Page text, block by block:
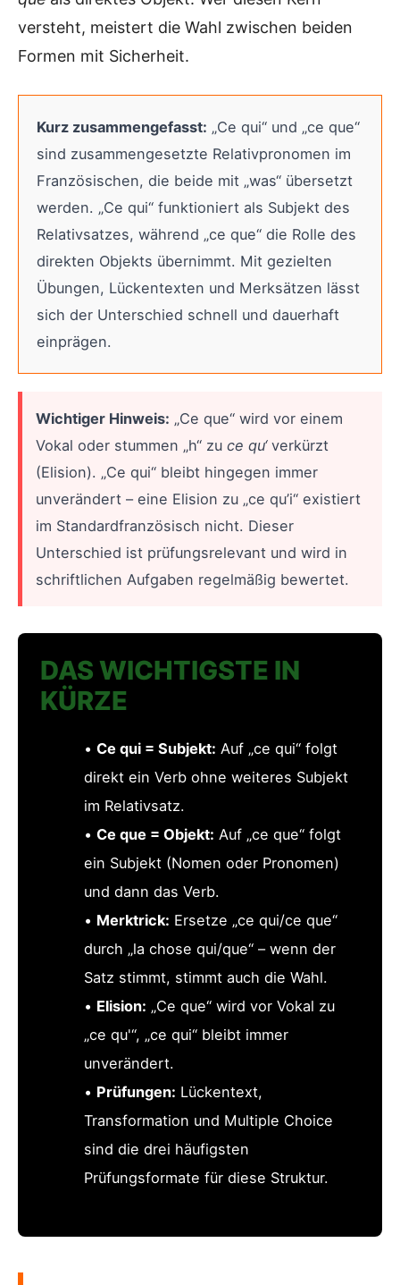
versteht, meistert die Wahl zwischen beiden
Formen mit Sicherheit.
Kurz zusammengefasst: „Ce qui“ und „ce que“
sind zusammengesetzte Relativpronomen im
Französischen, die beide mit „was“ übersetzt
werden. „Ce qui“ funktioniert als Subjekt des
Relativsatzes, während „ce que“ die Rolle des
direkten Objekts übernimmt. Mit gezielten
Übungen, Lückentexten und Merksätzen lässt
sich der Unterschied schnell und dauerhaft
einprägen.
Wichtiger Hinweis: „Ce que“ wird vor einem
Vokal oder stummen „h“ zu ce qu‘verkürzt
(Elision). „Ce qui“ bleibt hingegen immer
unverändert – eine Elision zu „ce qu’i“ existiert
im Standardfranzösisch nicht. Dieser
Unterschied ist prüfungsrelevant und wird in
schriftlichen Aufgaben regelmäßig bewertet.
DAS WICHTIGSTE IN
KÜRZE
• Ce qui = Subjekt: Auf „ce qui“ folgt
direkt ein Verb ohne weiteres Subjekt
im Relativsatz.
• Ce que = Objekt: Auf „ce que“ folgt
ein Subjekt (Nomen oder Pronomen)
und dann das Verb.
• Merktrick: Ersetze „ce qui/ce que“
durch „la chose qui/que“ – wenn der
Satz stimmt, stimmt auch die Wahl.
• Elision: „Ce que“ wird vor Vokal zu
„ce qu'“, „ce qui“ bleibt immer
unverändert.
• Prüfungen: Lückentext,
Transformation und Multiple Choice
sind die drei häufigsten
Prüfungsformate für diese Struktur.